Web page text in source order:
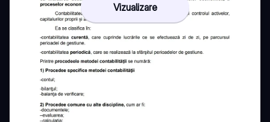
Vizualizare